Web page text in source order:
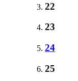
22
23
24
25